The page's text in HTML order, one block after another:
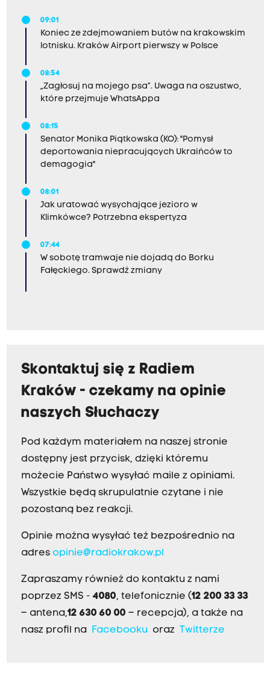
09:01
Koniec ze zdejmowaniem butów na krakowskim
lotnisku. Kraków Airport pierwszy w Polsce
08:54
„Zagłosuj na mojego psa”. Uwaga na oszustwo,
które przejmuje WhatsAppa
08:15
Senator Monika Piątkowska (KO): "Pomysł
deportowania niepracujących Ukraińców to
demagogia"
08:01
Jak uratować wysychające jezioro w
Klimkówce? Potrzebna ekspertyza
07:44
W sobotę tramwaje nie dojadą do Borku
Fałęckiego. Sprawdź zmiany
Skontaktuj się z Radiem
Kraków - czekamy na opinie
naszych Słuchaczy
Pod każdym materiałem na naszej stronie
dostępny jest przycisk, dzięki któremu
możecie Państwo wysyłać maile z opiniami.
Wszystkie będą skrupulatnie czytane i nie
pozostaną bez reakcji.
Opinie można wysyłać też bezpośrednio na
adres opinie@radiokrakow.pl
Zapraszamy również do kontaktu z nami
poprzez SMS - 4080, telefonicznie (12 200 33 33
– antena,12 630 60 00 – recepcja), a także na
nasz profil na Facebookuoraz Twitterze